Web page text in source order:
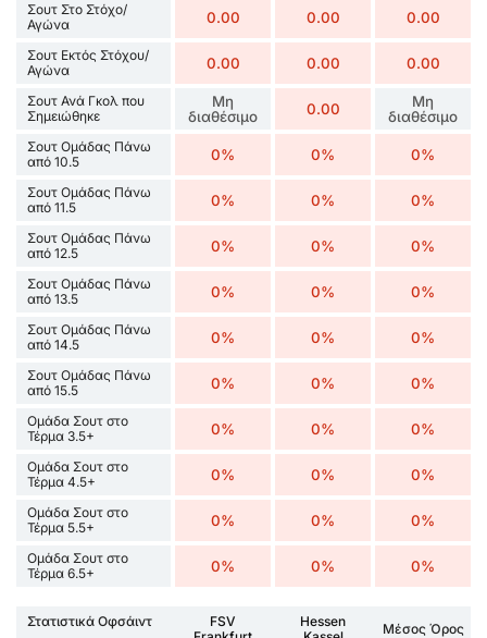
Σουτ Στο Στόχο/
Αγώνα
0.00 0.00 0.00
Σουτ Εκτός Στόχου/
Αγώνα
0.00 0.00 0.00
Σουτ Ανά Γκολ που
Σημειώθηκε
Μη
διαθέσιμο
0.00
Μη
διαθέσιμο
Σουτ Ομάδας Πάνω
από 10.5
0% 0% 0%
Σουτ Ομάδας Πάνω
από 11.5
0% 0% 0%
Σουτ Ομάδας Πάνω
από 12.5
0% 0% 0%
Σουτ Ομάδας Πάνω
από 13.5
0% 0% 0%
Σουτ Ομάδας Πάνω
από 14.5
0% 0% 0%
Σουτ Ομάδας Πάνω
από 15.5
0% 0% 0%
Ομάδα Σουτ στο
Τέρμα 3.5+
0% 0% 0%
Ομάδα Σουτ στο
Τέρμα 4.5+
0% 0% 0%
Ομάδα Σουτ στο
Τέρμα 5.5+
0% 0% 0%
Ομάδα Σουτ στο
Τέρμα 6.5+
0% 0% 0%
Στατιστικά Οφσάιντ
FSV
Hessen
Μέσος Όρος